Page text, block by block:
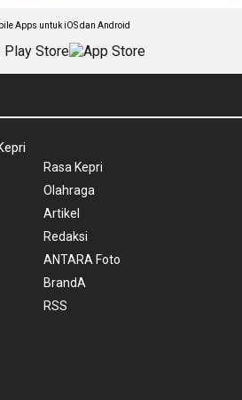
Apps untuk iOS dan Android
Rasa Kepri
Olahraga
Artikel
Redaksi
ANTARA Foto
BrandA
RSS